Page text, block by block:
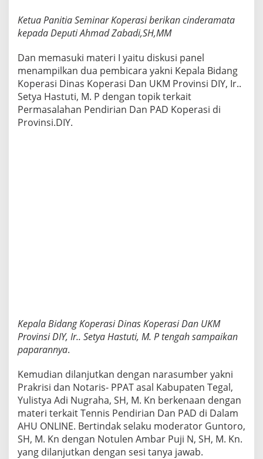
Ketua Panitia Seminar Koperasi berikan cinderamata
kepada Deputi Ahmad Zabadi,SH,MM
Dan memasuki materi I yaitu diskusi panel
menampilkan dua pembicara yakni Kepala Bidang
Koperasi Dinas Koperasi Dan UKM Provinsi DIY, Ir..
Setya Hastuti, M. P dengan topik terkait
Permasalahan Pendirian Dan PAD Koperasi di
Provinsi.DIY.
Kepala Bidang Koperasi Dinas Koperasi Dan UKM
Provinsi DIY, Ir.. Setya Hastuti, M. P tengah sampaikan
paparannya.
Kemudian dilanjutkan dengan narasumber yakni
Prakrisi dan Notaris- PPAT asal Kabupaten Tegal,
Yulistya Adi Nugraha, SH, M. Kn berkenaan dengan
materi terkait Tennis Pendirian Dan PAD di Dalam
AHU ONLINE. Bertindak selaku moderator Guntoro,
SH, M. Kn dengan Notulen Ambar Puji N, SH, M. Kn.
yang dilanjutkan dengan sesi tanya jawab.